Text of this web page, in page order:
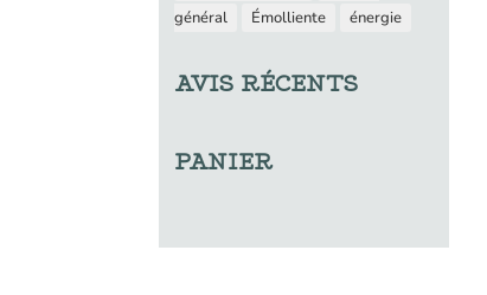
général
Émolliente énergie
AVIS RÉCENTS
PANIER